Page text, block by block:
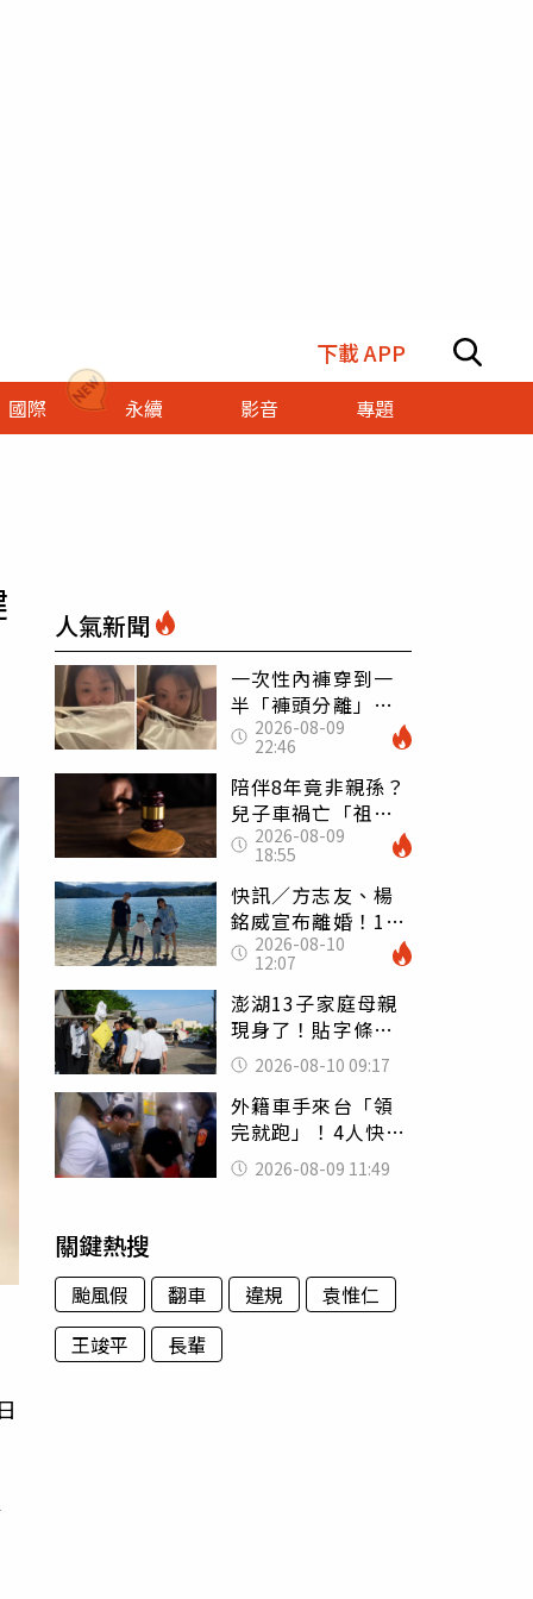
下載 APP
國際 永續 影音 專題
人氣新聞
一次性內褲穿到一
半「褲頭分離」
妹子裙底滑落尬
爆：同事全看光
2026-08-09
22:46
陪伴8年竟非親孫？
兒子車禍亡「祖父
母求驗DNA」 生
母1反應陷僵局
2026-08-09
18:55
快訊／方志友、楊
銘威宣布離婚！11
年婚姻畫句點：永
遠是家人
2026-08-10
12:07
澎湖13子家庭母親
現身了！貼字條稱
「很愛孩子」：請
還我們平靜生活
2026-08-10 09:17
外籍車手來台「領
完就跑」！4人快閃
犯案全栽了 機場
也逃不掉
2026-08-09 11:49
關鍵熱搜
颱風假 翻車 違規
袁惟仁
王竣平
長輩